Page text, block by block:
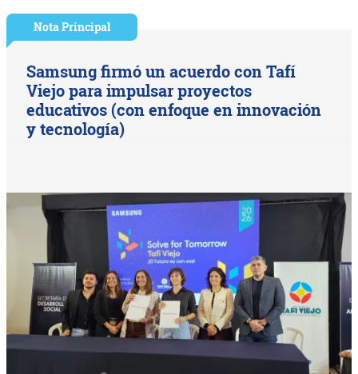
Nota Principal
Samsung firmó un acuerdo con Tafí
Viejo para impulsar proyectos
educativos (con enfoque en innovación
y tecnología)